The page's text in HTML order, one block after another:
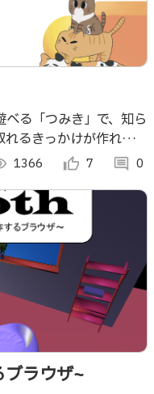
る「つみき」で、知ら
るきっかけが作れるア
1366 thumb_up_alt 7 comment 0
ラウザ~